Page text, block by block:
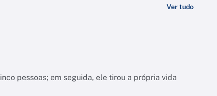
Ver tudo
pessoas; em seguida, ele tirou a própria vida